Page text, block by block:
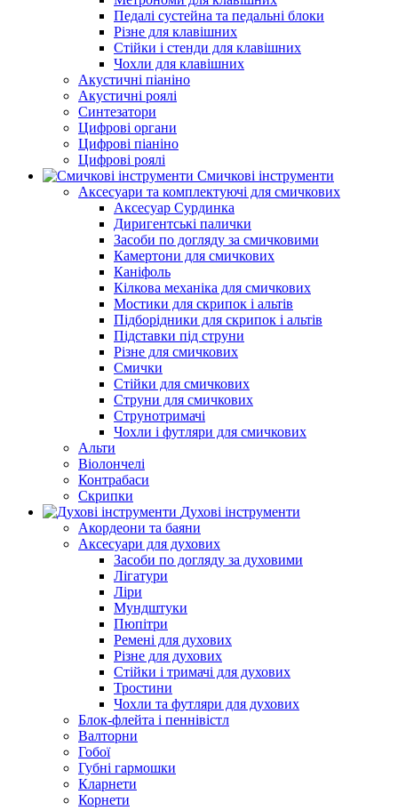
Педалі сустейна та педальні блоки
Різне для клавішних
Стійки і стенди для клавішних
Чохли для клавішних
Акустичні піаніно
Акустичні роялі
Синтезатори
Цифрові органи
Цифрові піаніно
Цифрові роялі
Смичкові інструменти
Аксесуари та комплектуючі для смичкових
Аксесуар Сурдинка
Диригентські палички
Засоби по догляду за смичковими
Камертони для смичкових
Каніфоль
Кілкова механіка для смичкових
Мостики для скрипок і альтів
Підборiдники для скрипок і альтів
Підставки під струни
Різне для смичкових
Смички
Стійки для смичкових
Струни для смичкових
Струнотримачі
Чохли і футляри для смичкових
Альти
Віолончелі
Контрабаси
Скрипки
Духові інструменти
Акордеони та баяни
Аксесуари для духових
Засоби по догляду за духовими
Лігатури
Ліри
Мундштуки
Пюпітри
Ремені для духових
Різне для духових
Стійки і тримачі для духових
Тростини
Чохли та футляри для духових
Блок-флейта і пеннівістл
Валторни
Гобої
Губні гармошки
Кларнети
Корнети